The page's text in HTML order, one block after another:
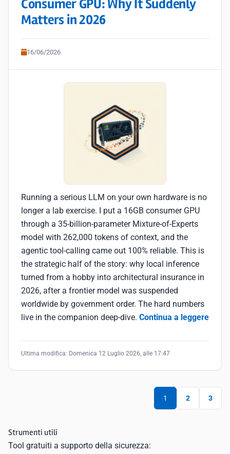
Consumer GPU: Why It Suddenly
Matters in 2026
16/06/2026
Running a serious LLM on your own hardware is no
longer a lab exercise. I put a 16GB consumer GPU
through a 35-billion-parameter Mixture-of-Experts
model with 262,000 tokens of context, and the
agentic tool-calling came out 100% reliable. This is
the strategic half of the story: why local inference
turned from a hobby into architectural insurance in
2026, after a frontier model was suspended
worldwide by government order. The hard numbers
live in the companion deep-dive. Continua a leggere
Ultima modifica: Domenica 12 Luglio 2026, alle 17:47
1 2 3
Strumenti utili
Tool gratuiti a supporto della sicurezza: